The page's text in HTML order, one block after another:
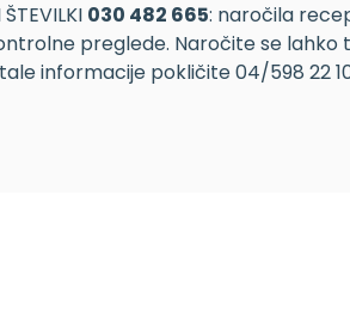
030 482 665: naročila
preglede. Naročite se lahko
informacije pokličite 04/598 22